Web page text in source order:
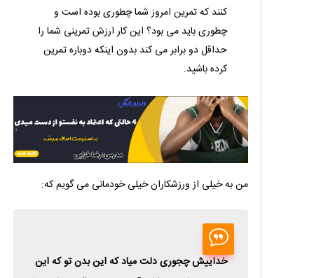
کنند که تمرین امروز شما چطوری بوده است و
چطوری باید می بود؟ این کار ارزش تمرینی شما را
حداقل دو برابر می کند بدون اینکه دوباره تمرین
کرده باشید.
من به خیلی از ورزشکاران خیلی خودمانی می گویم که:
خداییش چجوری دلت میاد که این بدن تو که این